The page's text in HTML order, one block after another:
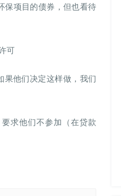
保项目的债券，但也看待
可
果他们决定这样做，我们
求他们不参加（在贷款